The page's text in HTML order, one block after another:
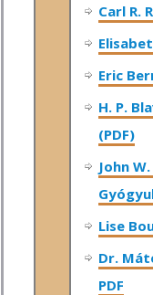
Carl R.
Eric
H. P.
(PDF)
John
Lise
Dr.
PDF